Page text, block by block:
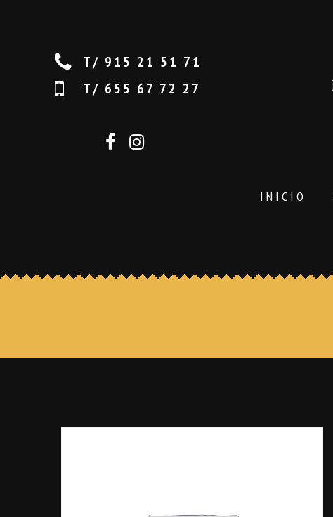
T/ 915 21 51 71
T/ 655 67 72 27
INICIO